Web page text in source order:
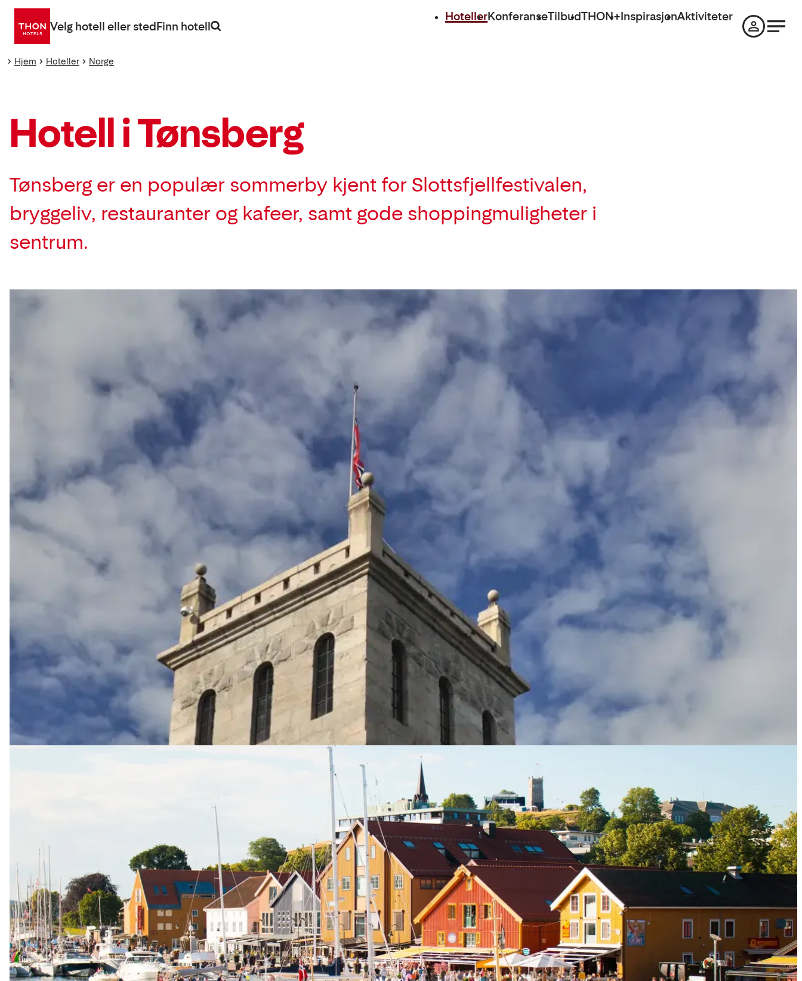
Gå
direkte
Velg hotell eller stedFinn hotell
HotellerKonferanseTilbudTHON+ InspirasjonAktiviteter
Hjem Hoteller Norge
Hotell i Tønsberg
Tønsberg er en populær sommerby kjent for Slottsfjellfestivalen,
bryggeliv, restauranter og kafeer, samt gode shoppingmuligheter i
sentrum.